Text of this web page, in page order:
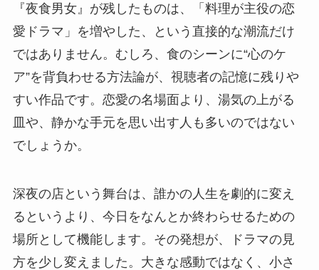
『夜食男女』が残したものは、「料理が主役の恋
愛ドラマ」を増やした、という直接的な潮流だけ
ではありません。むしろ、食のシーンに“心のケ
ア”を背負わせる方法論が、視聴者の記憶に残りや
すい作品です。恋愛の名場面より、湯気の上がる
皿や、静かな手元を思い出す人も多いのではない
でしょうか。
深夜の店という舞台は、誰かの人生を劇的に変え
るというより、今日をなんとか終わらせるための
場所として機能します。その発想が、ドラマの見
方を少し変えました。大きな感動ではなく、小さ